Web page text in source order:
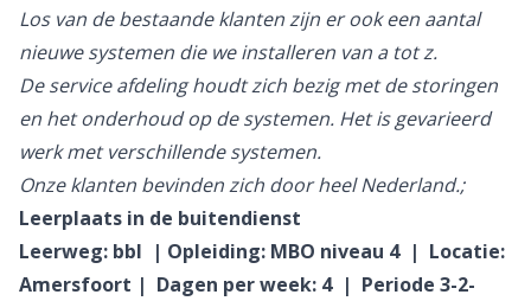
Los van de bestaande klanten zijn er ook een aantal
nieuwe systemen die we installeren van a tot z.
De service afdeling houdt zich bezig met de storingen
en het onderhoud op de systemen. Het is gevarieerd
werk met verschillende systemen.
Onze klanten bevinden zich door heel Nederland.;
Leerplaats in de buitendienst
Leerweg: bbl | Opleiding: MBO niveau 4 | Locatie:
Amersfoort | Dagen per week: 4 | Periode 3-2-